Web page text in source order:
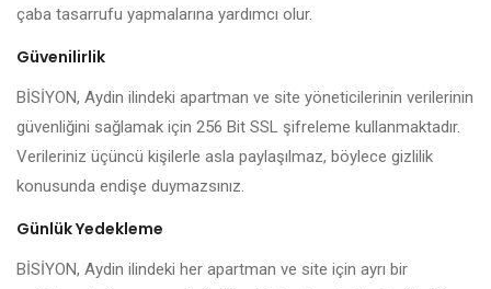
çaba tasarrufu yapmalarına yardımcı olur.
Güvenilirlik
BİSİYON, Aydin ilindeki apartman ve site yöneticilerinin verilerinin
güvenliğini sağlamak için 256 Bit SSL şifreleme kullanmaktadır.
Verileriniz üçüncü kişilerle asla paylaşılmaz, böylece gizlilik
konusunda endişe duymazsınız.
Günlük Yedekleme
BİSİYON, Aydin ilindeki her apartman ve site için ayrı bir